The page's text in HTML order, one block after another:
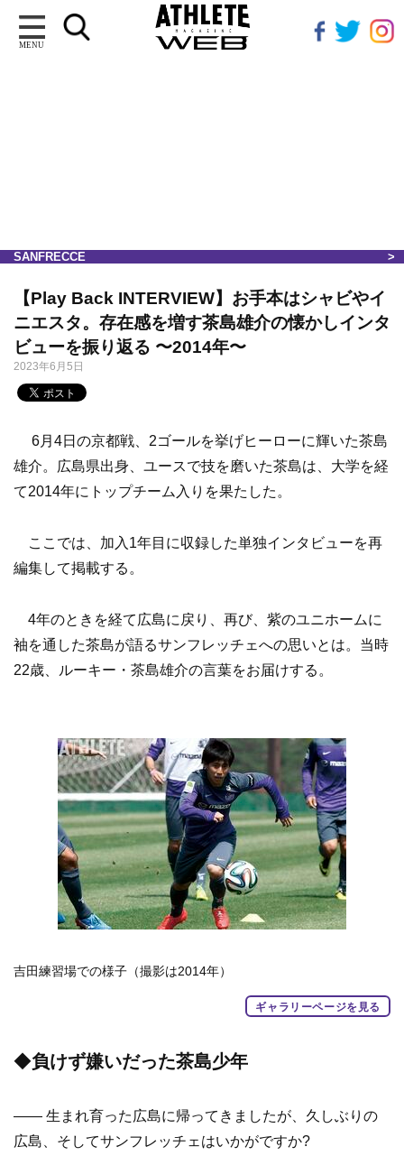
MENU
SANFRECCE
【Play Back INTERVIEW】お手本はシャビやイ
ニエスタ。存在感を増す茶島雄介の懐かしインタ
ビューを振り返る 〜2014年〜
2023年6月5日
6月4日の京都戦、2ゴールを挙げヒーローに輝いた茶島
雄介。広島県出身、ユースで技を磨いた茶島は、大学を経
て2014年にトップチーム入りを果たした。
ここでは、加入1年目に収録した単独インタビューを再
編集して掲載する。
4年のときを経て広島に戻り、再び、紫のユニホームに
袖を通した茶島が語るサンフレッチェへの思いとは。当時
22歳、ルーキー・茶島雄介の言葉をお届けする。
吉田練習場での様子（撮影は2014年）
ギャラリーページを見る
◆負けず嫌いだった茶島少年
—— 生まれ育った広島に帰ってきましたが、久しぶりの
広島、そしてサンフレッチェはいかがですか?